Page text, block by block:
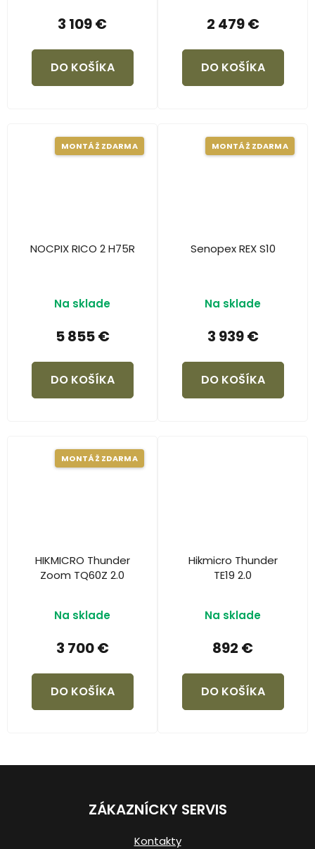
3 109 €
DO KOŠÍKA
2 479 €
DO KOŠÍKA
MONTÁŽ ZDARMA
NOCPIX RICO 2 H75R
Na sklade
5 855 €
DO KOŠÍKA
MONTÁŽ ZDARMA
Senopex REX S10
Na sklade
3 939 €
DO KOŠÍKA
MONTÁŽ ZDARMA
HIKMICRO Thunder
Zoom TQ60Z 2.0
Na sklade
3 700 €
DO KOŠÍKA
Hikmicro Thunder
TE19 2.0
Na sklade
892 €
DO KOŠÍKA
Z
ZÁKAZNÍCKY SERVIS
Kontakty